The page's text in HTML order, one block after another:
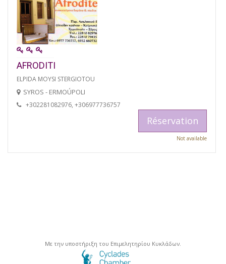
AFRODITI
ELPIDA MOYSI STERGIOTOU
SYROS - ERMOÚPOLI
+302281082976, +306977736757
Réservation
Not available
Με την υποστήριξη του Επιμελητηρίου Κυκλάδων.